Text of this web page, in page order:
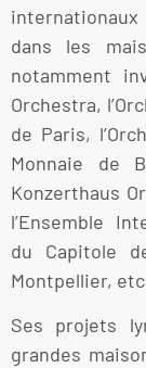
dans les
notamment
Orchestra,
de Paris,
Monnaie de
Konzerthaus
l’Ensemble
du Capitole
Montpellier,
Ses projets
grandes